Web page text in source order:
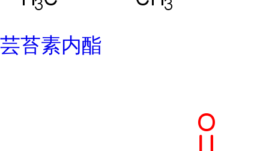
芸苔素内酯